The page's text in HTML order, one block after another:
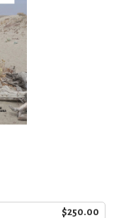
$250.00